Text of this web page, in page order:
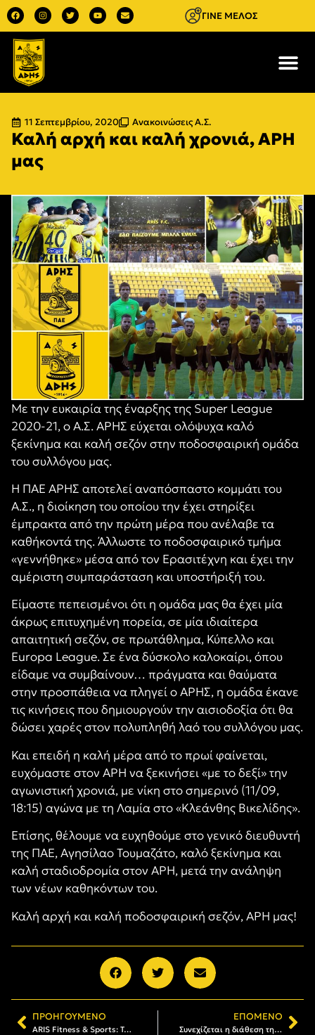
ΓΙΝΕ ΜΕΛΟΣ
11 Σεπτεμβρίου, 2020 Ανακοινώσεις Α.Σ.
Καλή αρχή και καλή χρονιά, ΑΡΗ
μας
Με την ευκαιρία της έναρξης της Super League
2020-21,ο Α.Σ. ΑΡΗΣ εύχεται ολόψυχα καλό
ξεκίνημα και καλή σεζόν στην ποδοσφαιρική ομάδα
του συλλόγου μας.
Η ΠΑΕ ΑΡΗΣ αποτελεί αναπόσπαστο κομμάτι του
Α.Σ., η διοίκηση του οποίου την έχει στηρίξει
έμπρακτα από την πρώτη μέρα που ανέλαβε τα
καθήκοντά της. Άλλωστε το ποδοσφαιρικό τμήμα
«γεννήθηκε» μέσα από τον Ερασιτέχνη και έχει την
αμέριστη συμπαράσταση και υποστήριξή του.
Είμαστε πεπεισμένοι ότι η ομάδα μας θα έχει μία
άκρως επιτυχημένη πορεία, σε μία ιδιαίτερα
απαιτητική σεζόν, σε πρωτάθλημα, Κύπελλο και
Europa League.Σε ένα δύσκολο καλοκαίρι, όπου
είδαμε να συμβαίνουν… πράγματα και θαύματα
στην προσπάθεια να πληγεί ο ΑΡΗΣ, η ομάδα έκανε
τις κινήσεις που δημιουργούν την αισιοδοξία ότι θα
δώσει χαρές στον πολυπληθή λαό του συλλόγου μας.
Και επειδή η καλή μέρα από το πρωί φαίνεται,
ευχόμαστε στον ΑΡΗ να ξεκινήσει «με το δεξί» την
αγωνιστική χρονιά, με νίκη στο σημερινό (11/09,
18:15) αγώνα με τη Λαμία στο «Κλεάνθης Βικελίδης».
Επίσης, θέλουμε να ευχηθούμε στο γενικό διευθυντή
της ΠΑΕ, Αγησίλαο Τουμαζάτο, καλό ξεκίνημα και
καλή σταδιοδρομία στον ΑΡΗ, μετά την ανάληψη
των νέων καθηκόντων του.
Καλή αρχή και καλή ποδοσφαιρική σεζόν,ΑΡΗ μας!
ΠΡΟΗΓΟΎΜΕΝΟ
ARIS Fitness & Sports: Το ανανεωμένο πρόγραμμα των ομαδικών μαθημάτων
ΕΠΌΜΕΝΟ
Συνεχίζεται η διάθεση της Κάρτας Φιλάθλου του ΑΡΗ